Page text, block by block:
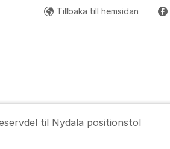
Tillbaka till hemsidan
til Nydala positionstol